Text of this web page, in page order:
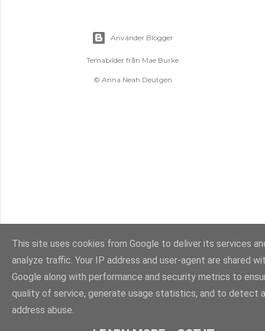
Använder Blogger
Temabilder från Mae Burke
© Anna Neah Deutgen
This site uses cookies from Google to deliver its services
analyze traffic. Your IP address and user-agent are shared
Google along with performance and security metrics to
quality of service, generate usage statistics, and to detect
address abuse.